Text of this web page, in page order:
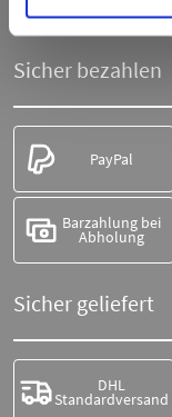
Sicher bezahlen
PayPal
Barzahlung bei
Abholung
Sicher geliefert
DHL
Standardversand